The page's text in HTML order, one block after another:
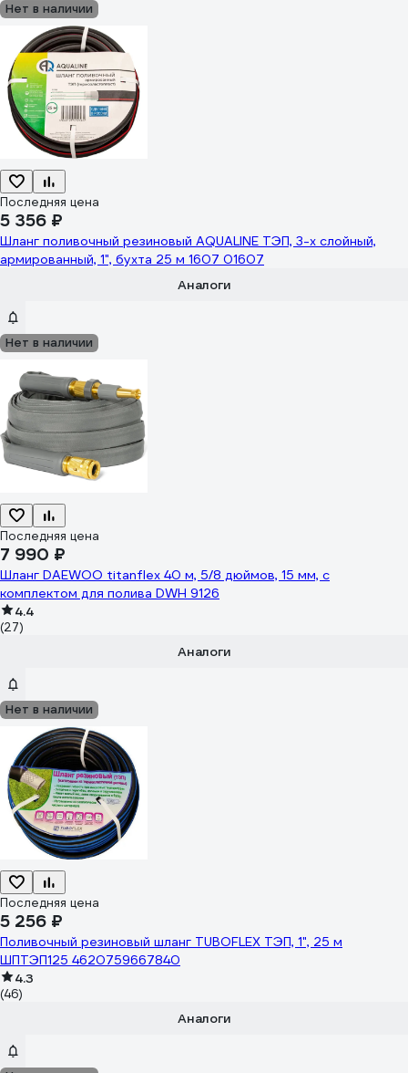
Нет в наличии
Последняя цена
5 356 ₽
Шланг поливочный резиновый AQUALINE ТЭП, 3-х слойный,
армированный, 1", бухта 25 м 1607 01607
Аналоги
Нет в наличии
Последняя цена
7 990 ₽
Шланг DAEWOO titanflex 40 м, 5/8 дюймов, 15 мм, с
комплектом для полива DWH 9126
4.4
(27)
Аналоги
Нет в наличии
Последняя цена
5 256 ₽
Поливочный резиновый шланг TUBOFLEX ТЭП, 1", 25 м
ШПТЭП125 4620759667840
4.3
(46)
Аналоги